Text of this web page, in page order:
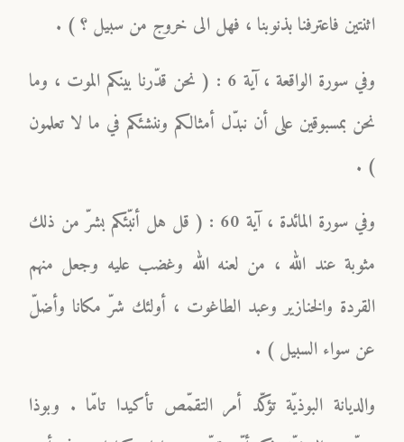
اثنتين فاعترفنا بذنوبنا ، فهل الى خروج من سبيل ؟ ) .
وفي سورة الواقعة ، آية 6 : ( نحن قدّرنا بينكم الموت ، وما
نحن بمسبوقين على أن نبدّل أمثالكم وننشئكم في ما لا تعلمون
) .
وفي سورة المائدة ، آية 60 : ( قل هل أنبّئكم بشرّ من ذلك
مثوبة عند الله ، من لعنه الله وغضب عليه وجعل منهم
القردة والخنازير وعبد الطاغوت ، أولئك شرّ مكانا وأضلّ
عن سواء السبيل ) .
والديانة البوذيّة تؤكّد أمر التقمّص تأكيدا تامّا . وبوذا